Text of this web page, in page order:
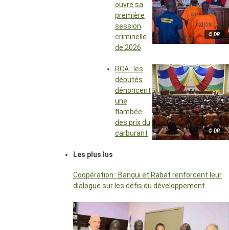
© DR
ouvre sa
première
session
criminelle
de 2026
© DR
RCA : les
députés
dénoncent
une
flambée
des prix du
carburant
Les plus lus
Coopération : Bangui et Rabat renforcent leur
dialogue sur les défis du développement